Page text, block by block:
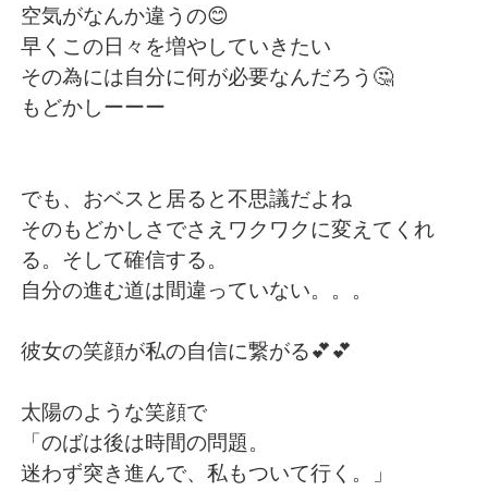
空気がなんか違うの😊
早くこの日々を増やしていきたい
その為には自分に何が必要なんだろう🤔
もどかしーーー
でも、おベスと居ると不思議だよね
そのもどかしさでさえワクワクに変えてくれ
る。そして確信する。
自分の進む道は間違っていない。。。
彼女の笑顔が私の自信に繋がる💕💕
太陽のような笑顔で
「のばは後は時間の問題。
迷わず突き進んで、私もついて行く。」